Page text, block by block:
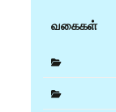
வகைகள்